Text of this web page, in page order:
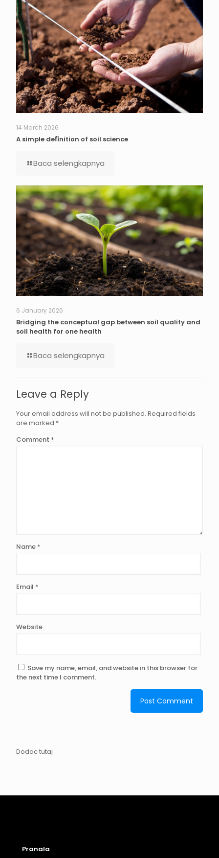
14 March 2026
A simple deﬁnition of soil science
Baca selengkapnya
6 January 2026
Bridging the conceptual gap between soil quality and
soil health for one health
Baca selengkapnya
Leave a Reply
Your email address will not be published. Required fields
are marked *
Comment *
Name *
Email *
Website
Save my name, email, and website in this browser for
the next time I comment.
Dodac tutaj
Pranala